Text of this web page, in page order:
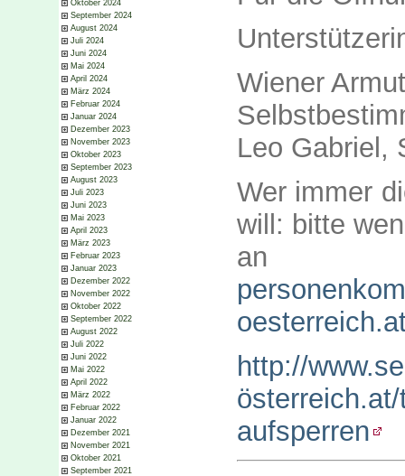
Oktober 2024
September 2024
August 2024
Juli 2024
Juni 2024
Mai 2024
April 2024
März 2024
Februar 2024
Januar 2024
Dezember 2023
November 2023
Oktober 2023
September 2023
August 2023
Juli 2023
Juni 2023
Mai 2023
April 2023
März 2023
Februar 2023
Januar 2023
Dezember 2022
November 2022
Oktober 2022
September 2022
August 2022
Juli 2022
Juni 2022
Mai 2022
April 2022
März 2022
Februar 2022
Januar 2022
Dezember 2021
November 2021
Oktober 2021
September 2021
Wiener
Leo Gabriel,
Wer immer
will: bitte
http://
aufsperren